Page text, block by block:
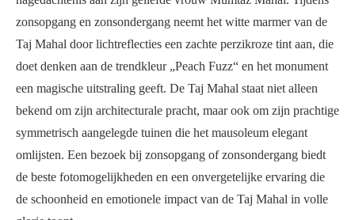
zonsopgang en zonsondergang neemt het witte marmer van de
Taj Mahal door lichtreflecties een zachte perzikroze tint aan, die
doet denken aan de trendkleur „Peach Fuzz“ en het monument
een magische uitstraling geeft. De Taj Mahal staat niet alleen
bekend om zijn architecturale pracht, maar ook om zijn prachtige
symmetrisch aangelegde tuinen die het mausoleum elegant
omlijsten. Een bezoek bij zonsopgang of zonsondergang biedt
de beste fotomogelijkheden en een onvergetelijke ervaring die
de schoonheid en emotionele impact van de Taj Mahal in volle